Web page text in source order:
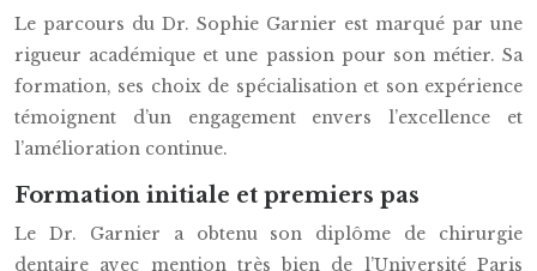
Le parcours du Dr. Sophie Garnier est marqué par une
rigueur académique et une passion pour son métier. Sa
formation, ses choix de spécialisation et son expérience
témoignent d’un engagement envers l’excellence et
l’amélioration continue.
Formation initiale et premiers pas
Le Dr. Garnier a obtenu son diplôme de chirurgie
dentaire avec mention très bien de l’Université Paris